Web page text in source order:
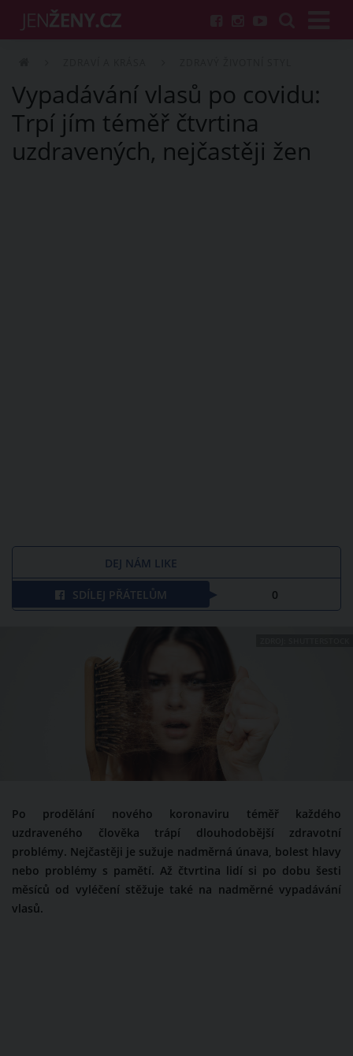
Vypadávání vlasů po covidu:
Trpí jím téměř čtvrtina
uzdravených, nejčastěji žen
DEJ NÁM LIKE
SDÍLEJ PŘÁTELŮM 0
Po prodělání nového koronaviru téměř každého
uzdraveného člověka trápí dlouhodobější zdravotní
problémy. Nejčastěji je sužuje nadměrná únava, bolest hlavy
nebo problémy s pamětí. Až čtvrtina lidí si po dobu šesti
měsíců od vyléčení stěžuje také na nadměrné vypadávání
vlasů.